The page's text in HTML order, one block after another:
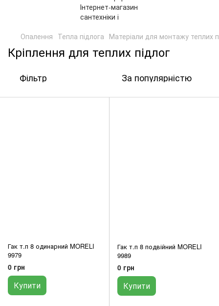
Опалення Тепла підлога Матеріали для монтажу теплих
Кріплення для теплих підлог
Фільтр За популярністю
Гак т.п 8 одинарний MORELI
9979
0 грн
Купити
Гак т.п 8 подвійний MORELI
9989
0 грн
Купити